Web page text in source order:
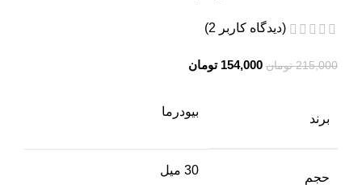
(دیدگاه کاربر 2
)
215,000 تومان قیمت
154,000 تومان
154,000 تومان.
برند
بیودرما
حجم
30 میل